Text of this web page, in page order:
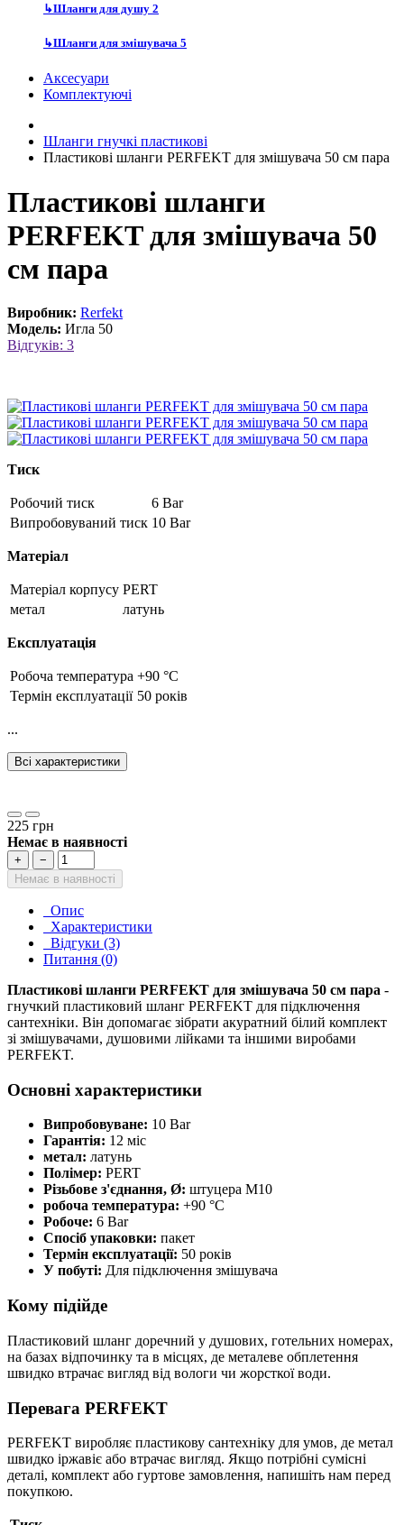
↳Шланги для душу 2
↳Шланги для змішувача 5
Аксесуари
Комплектуючі
Шланги гнучкі пластикові
Пластикові шланги PERFEKT для змішувача 50 см пара
Пластикові шланги
PERFEKT для змішувача 50
см пара
Виробник: Rerfekt
Модель: Игла 50
Відгуків: 3
Тиск
Робочий тиск
6 Bar
Випробовуваний тиск 10 Bar
Матеріал
Матеріал корпусу PERT
метал
латунь
Експлуатація
Робоча температура +90 °C
Термін експлуатації 50 років
...
Всі характеристики
225 грн
Немає в наявності
+
−
Немає в наявності
Опис
Характеристики
Відгуки (3)
Питання (0)
Пластикові шланги PERFEKT для змішувача 50 см пара -
гнучкий пластиковий шланг PERFEKT для підключення
сантехніки. Він допомагає зібрати акуратний білий комплект
зі змішувачами, душовими лійками та іншими виробами
PERFEKT.
Основні характеристики
Випробовуване: 10 Bar
Гарантія: 12 міс
метал: латунь
Полімер: PERT
Різьбове з'єднання, Ø: штуцера M10
робоча температура: +90 °C
Робоче: 6 Bar
Спосіб упаковки: пакет
Термін експлуатації: 50 років
У побуті: Для підключення змішувача
Кому підійде
Пластиковий шланг доречний у душових, готельних номерах,
на базах відпочинку та в місцях, де металеве обплетення
швидко втрачає вигляд від вологи чи жорсткої води.
Перевага PERFEKT
PERFEKT виробляє пластикову сантехніку для умов, де метал
швидко іржавіє або втрачає вигляд. Якщо потрібні сумісні
деталі, комплект або гуртове замовлення, напишіть нам перед
покупкою.